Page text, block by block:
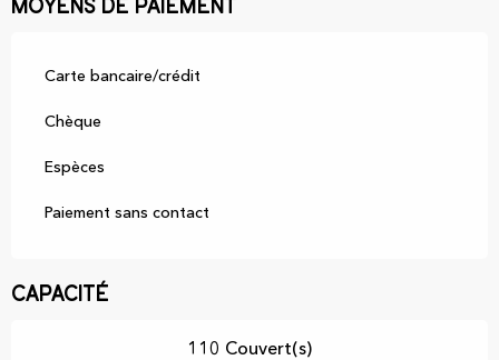
Moyens de paiement
Carte bancaire/crédit
Chèque
Espèces
Paiement sans contact
Capacité
110 Couvert(s)